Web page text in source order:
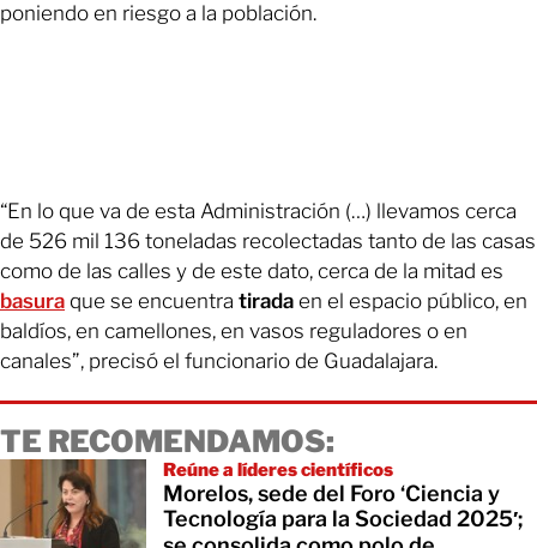
poniendo en riesgo a la población.
“En lo que va de esta Administración (…) llevamos cerca
de 526 mil 136 toneladas recolectadas tanto de las casas
como de las calles y de este dato, cerca de la mitad es
basura que se encuentra tirada en el espacio público, en
baldíos, en camellones, en vasos reguladores o en
canales”, precisó el funcionario de Guadalajara.
TE RECOMENDAMOS:
Reúne a líderes científicos
Morelos, sede del Foro ‘Ciencia y
Tecnología para la Sociedad 2025′;